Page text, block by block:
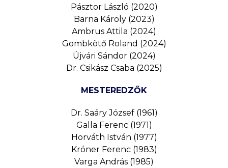
Pásztor László (2020)
Barna Károly (2023)
Ambrus Attila (2024)
Gombkötő Roland (2024)
Újvári Sándor (2024)
Dr. Csikász Csaba (2025)
MESTEREDZŐK
Dr. Saáry József (1961)
Galla Ferenc (1971)
Horváth István (1977)
Króner Ferenc (1983)
Varga András (1985)